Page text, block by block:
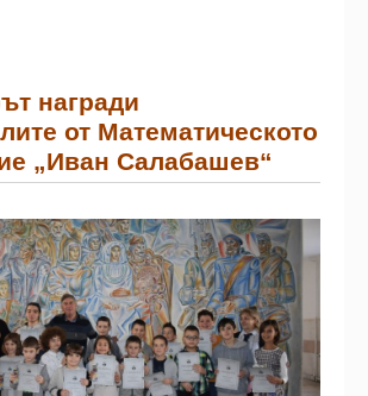
награди
от Математическото
„Иван Салабашев“